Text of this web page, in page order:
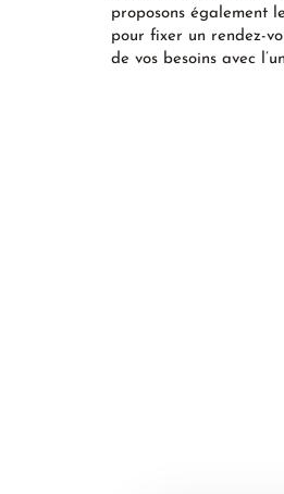
proposons également
pour fixer un rendez-
de vos besoins avec